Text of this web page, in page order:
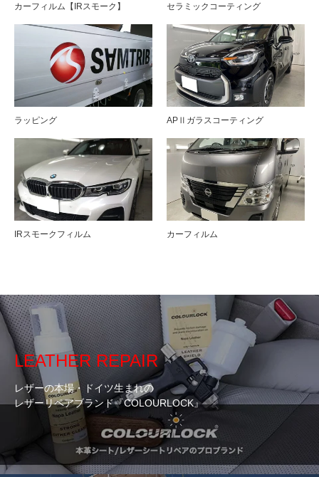
カーフィルム【IRスモーク】 セラミックコーティング
ラッピング APⅡガラスコーティング
IRスモークフィルム カーフィルム
LEATHER REPAIR
レザーの本場・ドイツ生まれの
レザーリペアブランド『COLOURLOCK』